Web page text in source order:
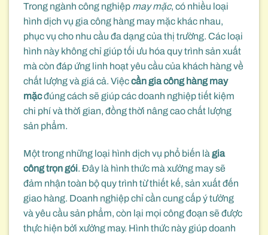
Trong ngành công nghiệp may mặc, có nhiều loại
hình dịch vụ gia công hàng may mặc khác nhau,
phục vụ cho nhu cầu đa dạng của thị trường. Các loại
hình này không chỉ giúp tối ưu hóa quy trình sản xuất
mà còn đáp ứng linh hoạt yêu cầu của khách hàng về
chất lượng và giá cả. Việccần gia công hàng may
mặcđúng cách sẽ giúp các doanh nghiệp tiết kiệm
chi phí và thời gian, đồng thời nâng cao chất lượng
sản phẩm.
Một trong những loại hình dịch vụ phổ biến là gia
công trọn gói. Đây là hình thức mà xưởng may sẽ
đảm nhận toàn bộ quy trình từ thiết kế, sản xuất đến
giao hàng. Doanh nghiệp chỉ cần cung cấp ý tưởng
và yêu cầu sản phẩm, còn lại mọi công đoạn sẽ được
thực hiện bởi xưởng may. Hình thức này giúp doanh